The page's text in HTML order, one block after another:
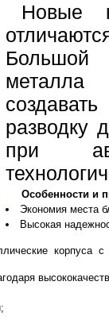
Новые
Большой
разводку
при
Особенности и
Экономия места
Высокая